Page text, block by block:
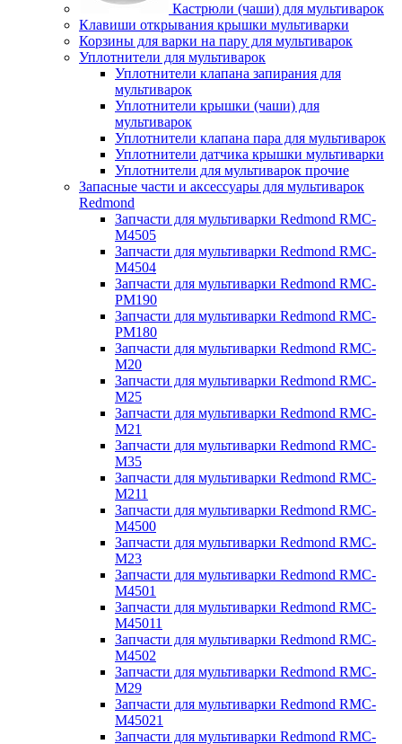
Кастрюли (чаши) для мультиварок
Клавиши открывания крышки мультиварки
Корзины для варки на пару для мультиварок
Уплотнители для мультиварок
Уплотнители клапана запирания для
мультиварок
Уплотнители крышки (чаши) для
мультиварок
Уплотнители клапана пара для мультиварок
Уплотнители датчика крышки мультиварки
Уплотнители для мультиварок прочие
Запасные части и аксессуары для мультиварок
Redmond
Запчасти для мультиварки Redmond RMC-
M4505
Запчасти для мультиварки Redmond RMC-
M4504
Запчасти для мультиварки Redmond RMC-
PM190
Запчасти для мультиварки Redmond RMC-
PM180
Запчасти для мультиварки Redmond RMC-
M20
Запчасти для мультиварки Redmond RMC-
M25
Запчасти для мультиварки Redmond RMC-
M21
Запчасти для мультиварки Redmond RMC-
M35
Запчасти для мультиварки Redmond RMC-
M211
Запчасти для мультиварки Redmond RMC-
M4500
Запчасти для мультиварки Redmond RMC-
M23
Запчасти для мультиварки Redmond RMC-
M4501
Запчасти для мультиварки Redmond RMC-
M45011
Запчасти для мультиварки Redmond RMC-
M4502
Запчасти для мультиварки Redmond RMC-
M29
Запчасти для мультиварки Redmond RMC-
M45021
Запчасти для мультиварки Redmond RMC-